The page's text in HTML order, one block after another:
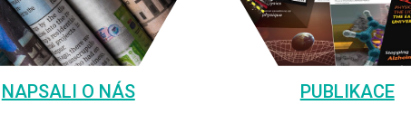
NAPSALI O NÁS PUBLIKACE